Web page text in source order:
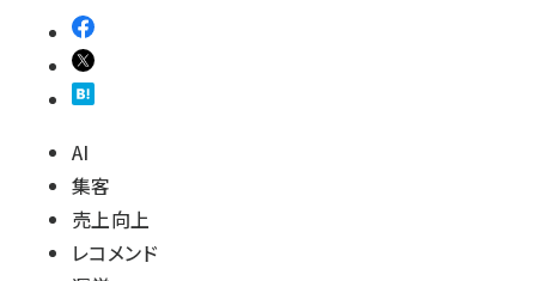
AI
集客
売上向上
レコメンド